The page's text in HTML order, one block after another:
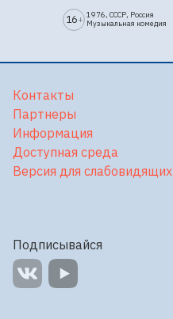
16+ 1976, СССР, Россия
Музыкальная комедия
Контакты
Партнеры
Информация
Доступная среда
Версия для слабовидящих
Подписывайся